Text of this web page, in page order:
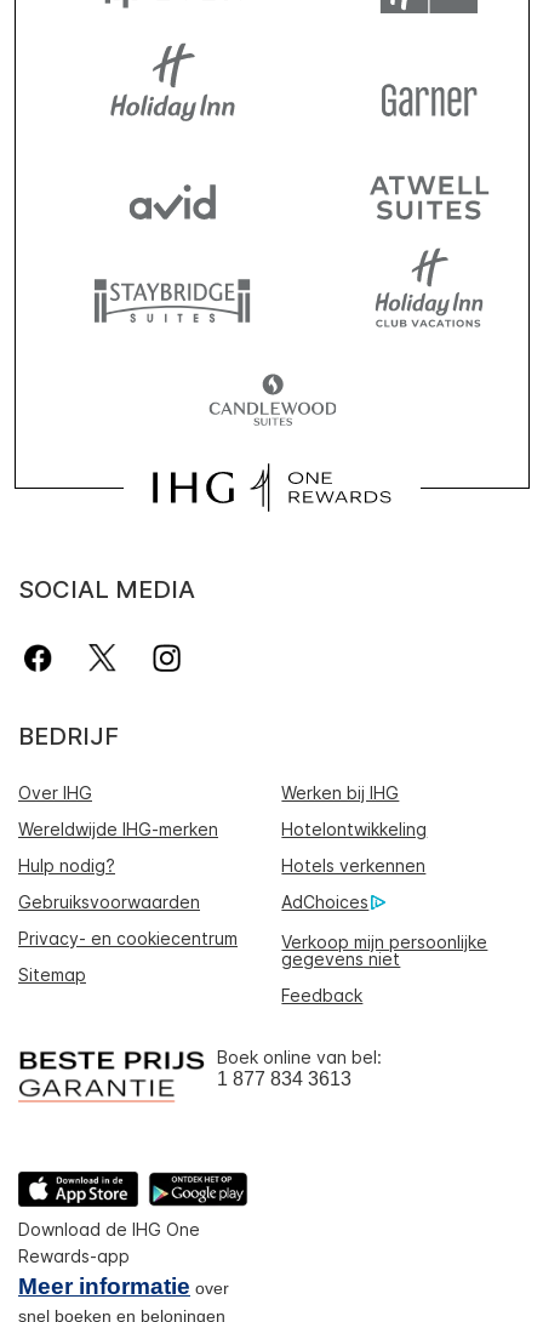
SOCIAL MEDIA
BEDRIJF
Over IHG
Werken bij IHG
Wereldwijde IHG-merken
Hotelontwikkeling
Hulp nodig?
Hotels verkennen
Gebruiksvoorwaarden
AdChoices
Privacy- en cookiecentrum
Verkoop mijn persoonlijke
gegevens niet
Sitemap
Feedback
Boek online van bel:
1 877 834 3613
Download de IHG One
Rewards-app
Meer informatie over
snel boeken en beloningen